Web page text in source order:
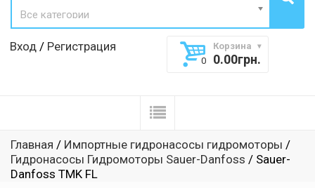
Все категории
Вход / Регистрация Корзина
0.00грн.
Главная / Импортные гидронасосы гидромоторы /
Гидронасосы Гидромоторы Sauer-Danfoss / Sauer-
Danfoss TMK FL